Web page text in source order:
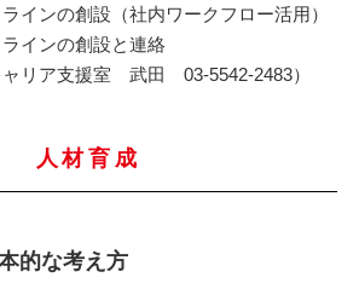
インの創設（社内ワークフロー活用）
インの創設と連絡
支援室 武田 03-5542-2483）
人材育成
的な考え方